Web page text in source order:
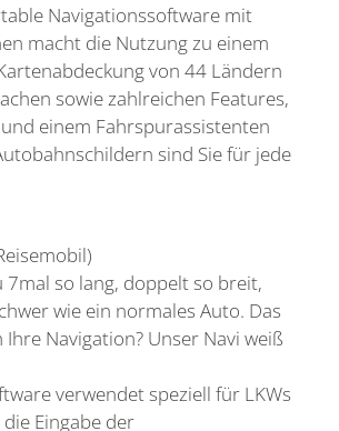
Navigationssoftware mit
macht die Nutzung zu einem
von 44 Ländern
sowie zahlreichen Features,
einem Fahrspurassistenten
sind Sie für jede
7mal so lang, doppelt so breit,
wie ein normales Auto. Das
Navigation? Unser Navi weiß
verwendet speziell für LKWs
Eingabe der